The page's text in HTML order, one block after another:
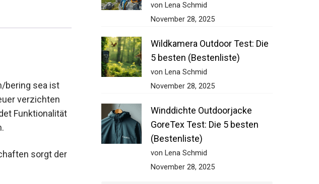
bering sea ist
verzichten
sorgt
von Lena Schmid
November 28, 2025
Wildkamera Outdoor Test: Die
5 besten (Bestenliste)
von Lena Schmid
November 28, 2025
Winddichte Outdoorjacke
GoreTex Test: Die 5 besten
(Bestenliste)
von Lena Schmid
November 28, 2025